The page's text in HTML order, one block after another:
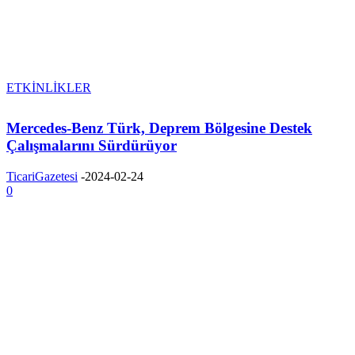
ETKİNLİKLER
Mercedes-Benz Türk, Deprem Bölgesine Destek
Çalışmalarını Sürdürüyor
TicariGazetesi -2024-02-24
0